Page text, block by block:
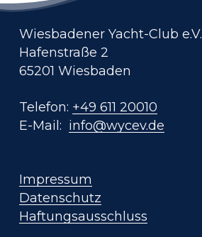
Wiesbadener Yacht-Club e.V.
Hafenstraße 2
65201 Wiesbaden
Telefon: +49 611 20010
E-Mail: info@wycev.de
Impressum
Datenschutz
Haftungsausschluss